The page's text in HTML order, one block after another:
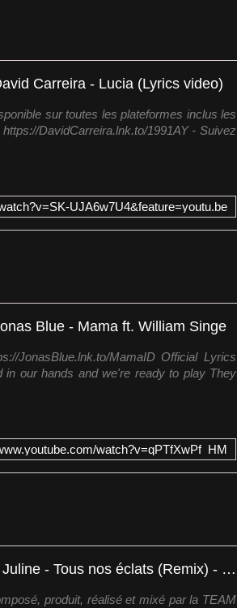
Carreira - Lucia (Lyrics video)
sur toutes les plateformes inclus les
DavidCarreira.lnk.to/1991AY - Suivez
UJA6w7U4&feature=youtu.be
Blue - Mama ft. William Singe
JonasBlue.lnk.to/MamaID Official Lyrics
our hands and we're ready to play They
watch?v=qPTfXwPf_HM
Juline - Tous nos éclats (Remix) - Clip
produit, réalisé et mixé par la TEAM